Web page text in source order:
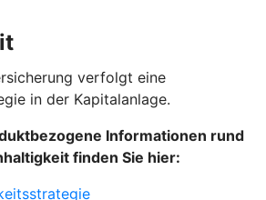
verfolgt eine
in der Kapitalanlage.
Informationen rund
finden Sie hier: